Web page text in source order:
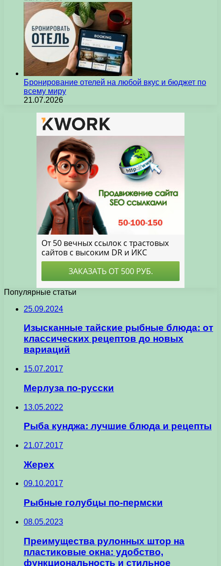
Бронирование отелей на любой вкус и бюджет по
всему миру
21.07.2026
Популярные статьи
25.09.2024
Изысканные тайские рыбные блюда: от
классических рецептов до новых
вариаций
15.07.2017
Мерлуза по-русски
13.05.2022
Рыба кунджа: лучшие блюда и рецепты
21.07.2017
Жерех
09.10.2017
Рыбные голубцы по-пермски
08.05.2023
Преимущества рулонных штор на
пластиковые окна: удобство,
функциональность и стильное